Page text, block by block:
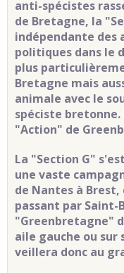
anti-spécistes
de Bretagne, la
indépendante des
politiques dans le
plus
Bretagne mais
animale avec le
spéciste bretonne.
"Action" de
La "Section G"
une vaste
de Nantes à Brest,
passant par Saint-
"Greenbretagne"
aile gauche ou sur
veillera donc au